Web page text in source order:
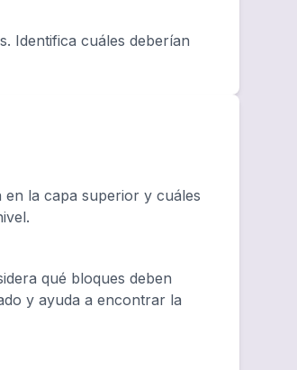
Identifica cuáles deberían
en la capa superior y cuáles
qué bloques deben
y ayuda a encontrar la